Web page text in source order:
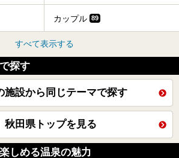
カップル 89
すべて表示する
探す
施設から同じテーマで探す
秋田県トップを見る
しめる温泉の魅力